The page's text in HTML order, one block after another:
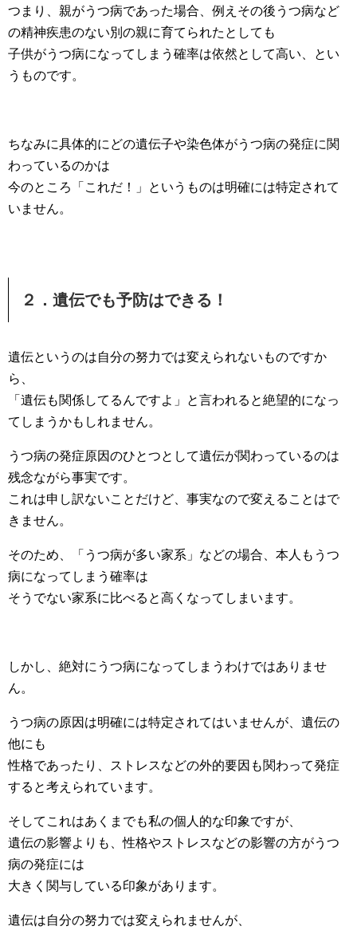
つまり、親がうつ病であった場合、例えその後うつ病など
の精神疾患のない別の親に育てられたとしても
子供がうつ病になってしまう確率は依然として高い、とい
うものです。
ちなみに具体的にどの遺伝子や染色体がうつ病の発症に関
わっているのかは
今のところ「これだ！」というものは明確には特定されて
いません。
２．遺伝でも予防はできる！
遺伝というのは自分の努力では変えられないものですか
ら、
「遺伝も関係してるんですよ」と言われると絶望的になっ
てしまうかもしれません。
うつ病の発症原因のひとつとして遺伝が関わっているのは
残念ながら事実です。
これは申し訳ないことだけど、事実なので変えることはで
きません。
そのため、「うつ病が多い家系」などの場合、本人もうつ
病になってしまう確率は
そうでない家系に比べると高くなってしまいます。
しかし、絶対にうつ病になってしまうわけではありませ
ん。
うつ病の原因は明確には特定されてはいませんが、遺伝の
他にも
性格であったり、ストレスなどの外的要因も関わって発症
すると考えられています。
そしてこれはあくまでも私の個人的な印象ですが、
遺伝の影響よりも、性格やストレスなどの影響の方がうつ
病の発症には
大きく関与している印象があります。
遺伝は自分の努力では変えられませんが、